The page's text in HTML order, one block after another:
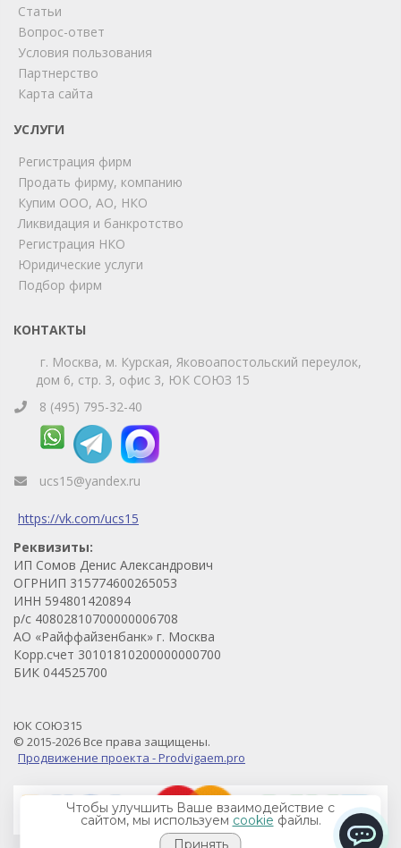
Статьи
Вопрос-ответ
Условия пользования
Партнерство
Карта сайта
УСЛУГИ
Регистрация фирм
Продать фирму, компанию
Купим ООО, АО, НКО
Ликвидация и банкротство
Регистрация НКО
Юридические услуги
Подбор фирм
КОНТАКТЫ
г. Москва, м. Курская, Яковоапостольский переулок,
дом 6, стр. 3, офис 3, ЮК СОЮЗ 15
8 (495) 795-32-40
ucs15@yandex.ru
https://vk.com/ucs15
Реквизиты:
ИП Сомов Денис Александрович
ОГРНИП 315774600265053
ИНН 594801420894
р/с 40802810700000006708
АО «Райффайзенбанк» г. Москва
Корр.счет 30101810200000000700
БИК 044525700
ЮК СОЮЗ15
© 2015-2026 Все права защищены.
Продвижение проекта - Prodvigaem.pro
Чтобы улучшить Ваше взаимодействие с
сайтом, мы используем cookie файлы.
Принять
Мы на связи!
Позвоните нам или свяжитесь с нами через любой
удобный мессенджер!
Telegram
Телефон